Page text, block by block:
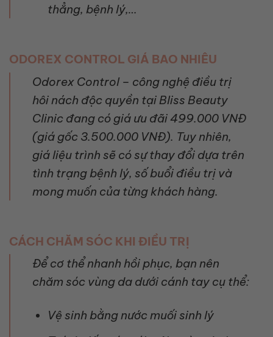
thẳng, bệnh lý,…
ODOREX CONTROL GIÁ BAO NHIÊU
Odorex Control – công nghệ điều trị
hôi nách độc quyền tại Bliss Beauty
Clinic đang có giá ưu đãi 499.000 VNĐ
(giá gốc 3.500.000 VNĐ). Tuy nhiên,
giá liệu trình sẽ có sự thay đổi dựa trên
tình trạng bệnh lý, số buổi điều trị và
mong muốn của từng khách hàng.
CÁCH CHĂM SÓC KHI ĐIỀU TRỊ
Để cơ thể nhanh hồi phục, bạn nên
chăm sóc vùng da dưới cánh tay cụ thể:
Vệ sinh bằng nước muối sinh lý